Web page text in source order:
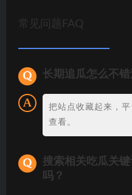
常见问题FAQ
长期追瓜怎么不
把站点收藏起来，
查看。
搜索相关吃瓜关
吗？